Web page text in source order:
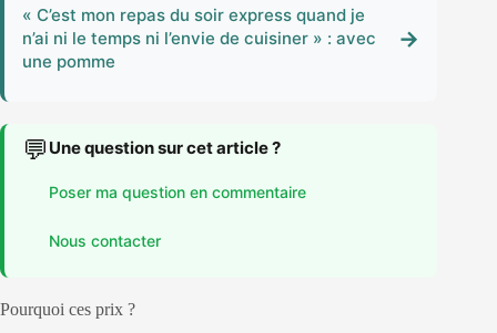
« C’est mon repas du soir express quand je
n’ai ni le temps ni l’envie de cuisiner » : avec
une pomme
→
💬 Une question sur cet article ?
Poser ma question en commentaire
Nous contacter
Pourquoi ces prix ?